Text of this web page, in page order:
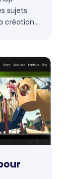
sujets
création